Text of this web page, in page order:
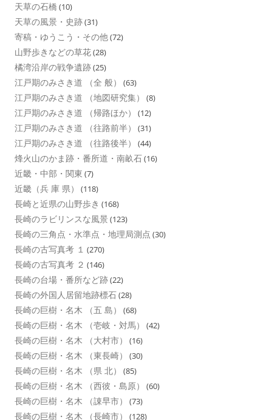
天草の石橋 (10)
天草の風景・史跡(31)
寄稿・ゆうこう・その他(72)
山野歩きなどの草花(28)
橘湾沿岸の戦争遺跡(25)
江戸期のみさき道 （全 般） (63)
江戸期のみさき道 （地図研究集） (8)
江戸期のみさき道 （帰路ほか） (12)
江戸期のみさき道 （往路前半） (31)
江戸期のみさき道 （往路後半） (44)
烽火山のかま跡・番所道・南畝石(16)
近畿・中部・関東 (7)
近畿（兵 庫 県） (118)
長崎と近県の山野歩き (168)
長崎のラビリンスな風景 (123)
長崎の三角点・水準点・地理局測点 (30)
長崎の古写真考 １ (270)
長崎の古写真考 ２ (146)
長崎の台場・番所など跡(22)
長崎の外国人居留地跡標石(28)
長崎の巨樹・名木 （五 島） (68)
長崎の巨樹・名木 （壱岐・対馬） (42)
長崎の巨樹・名木 （大村市） (16)
長崎の巨樹・名木 （東長崎） (30)
長崎の巨樹・名木 （県 北） (85)
長崎の巨樹・名木 （西彼・島原） (60)
長崎の巨樹・名木 （諌早市） (73)
長崎の巨樹・名木 （長崎市） (128)